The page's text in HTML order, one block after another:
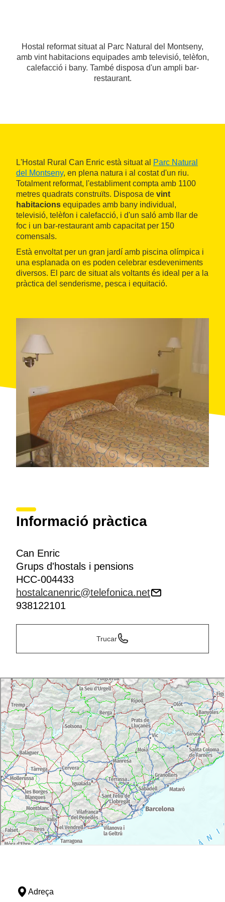
Hostal reformat situat al Parc Natural del Montseny,
amb vint habitacions equipades amb televisió, telèfon,
calefacció i bany. També disposa d'un ampli bar-
restaurant.
L'Hostal Rural Can Enric està situat al
Parc Natural
del Montseny, en plena natura i al costat d'un riu.
Totalment reformat, l'establiment compta amb 1100
metres quadrats construïts. Disposa de vint
habitacions equipades amb bany individual,
televisió, telèfon i calefacció, i d'un saló amb llar de
foc i un bar-restaurant amb capacitat per 150
comensals.
Està envoltat per un gran jardí amb piscina olímpica i
una esplanada on es poden celebrar esdeveniments
diversos. El parc de situat als voltants és ideal per a la
pràctica del senderisme, pesca i equitació.
Informació pràctica
Can Enric
Grups d'hostals i pensions
HCC-004433
hostalcanenric@telefonica.net
938122101
Trucar
Adreça